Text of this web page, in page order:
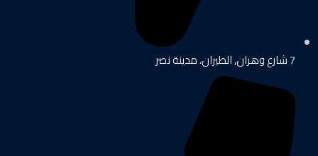
7 شارع وهران, الطيران، مدينة نصر